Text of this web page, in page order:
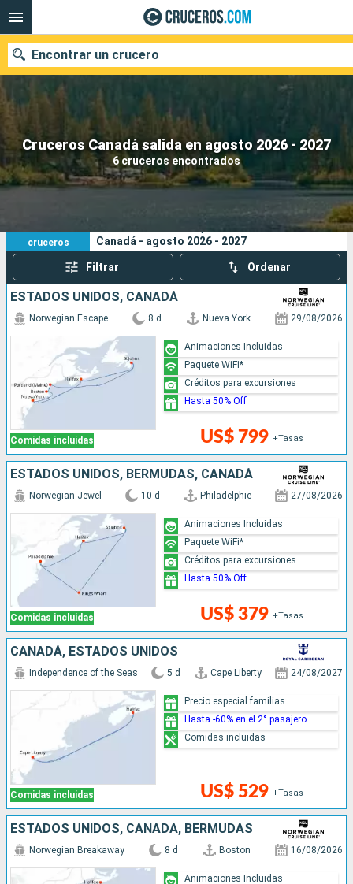
Cruceros Canadá salida en agosto 2026 - 2027
6 cruceros encontrados
Encontrar un crucero
Nuestros destinos
Fecha de salida
Compañías
Buscar
6
cruceros
Canadá - agosto 2026 - 2027
Filtrar Ordenar
ESTADOS UNIDOS, CANADÁ
Comidas incluidas
Norwegian Escape 8 d Nueva York 29/08/2026
US$ 799 +Tasas
Animaciones Incluidas
Paquete WiFi*
Créditos para excursiones
Hasta 50% Off
ESTADOS UNIDOS, BERMUDAS, CANADÁ
Comidas incluidas
Norwegian Jewel 10 d Philadelphie 27/08/2026
US$ 379 +Tasas
Animaciones Incluidas
Paquete WiFi*
Créditos para excursiones
Hasta 50% Off
CANADÁ, ESTADOS UNIDOS
Comidas incluidas
Independence of the Seas 5 d Cape Liberty 24/08/2027
US$ 529 +Tasas
Precio especial familias
Hasta -60% en el 2° pasajero
Comidas incluidas
ESTADOS UNIDOS, CANADÁ, BERMUDAS
Norwegian Breakaway 8 d Boston 16/08/2026
Animaciones Incluidas